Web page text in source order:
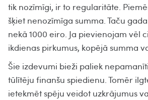
tik nozīmīgi, ir to regularitāte.
šķiet nenozīmīga summa. Taču
nekā 1000 eiro. Ja pievienojam vēl
ikdienas pirkumus, kopējā summa
Šie izdevumi bieži paliek
tūlītēju finanšu spiedienu. Tomēr
ietekmēt spēju veidot uzkrājumus